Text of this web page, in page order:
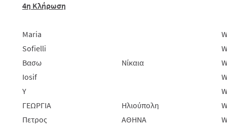
4η Κλήρωση
Maria
Sofielli
Βασω
Νίκαια
Iosif
Y
ΓΕΩΡΓΙΑ
Ηλιούπολη
Πετρος
ΑΘΗΝΑ